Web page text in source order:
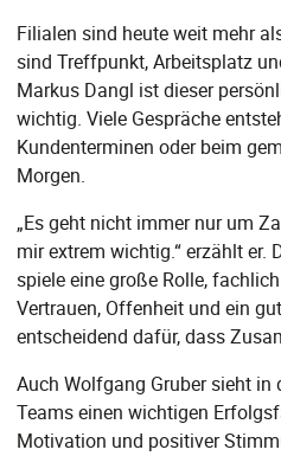
Filialen sind heute weit mehr
sind Treffpunkt, Arbeitsplatz
Markus Dangl ist dieser
wichtig. Viele Gespräche
Kundenterminen oder beim
Morgen.
„Es geht nicht immer nur um
mir extrem wichtig.“ erzählt er.
spiele eine große Rolle,
Vertrauen, Offenheit und ein
entscheidend dafür, dass
Auch Wolfgang Gruber sieht
Teams einen wichtigen
Motivation und positiver